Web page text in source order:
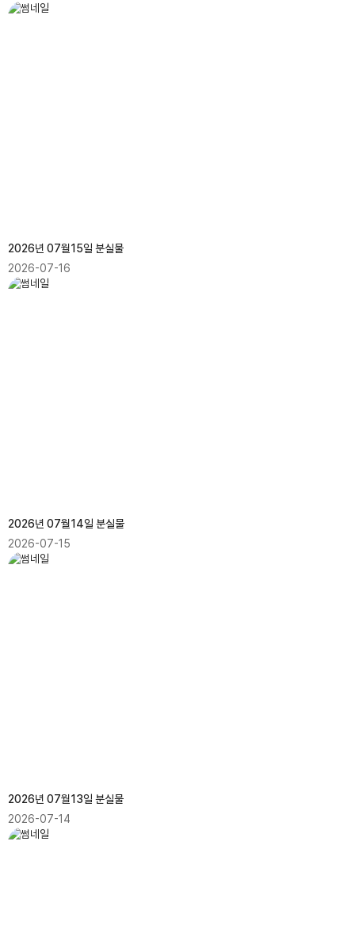
2026년 07월15일 분실물
2026-07-16
2026년 07월14일 분실물
2026-07-15
2026년 07월13일 분실물
2026-07-14